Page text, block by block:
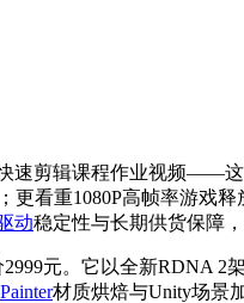
速剪辑课程作业视频——
看重1080P高帧率游戏释
动稳定性与长期供货保障
元。它以全新RDNA
Painter材质烘焙与Unity场景